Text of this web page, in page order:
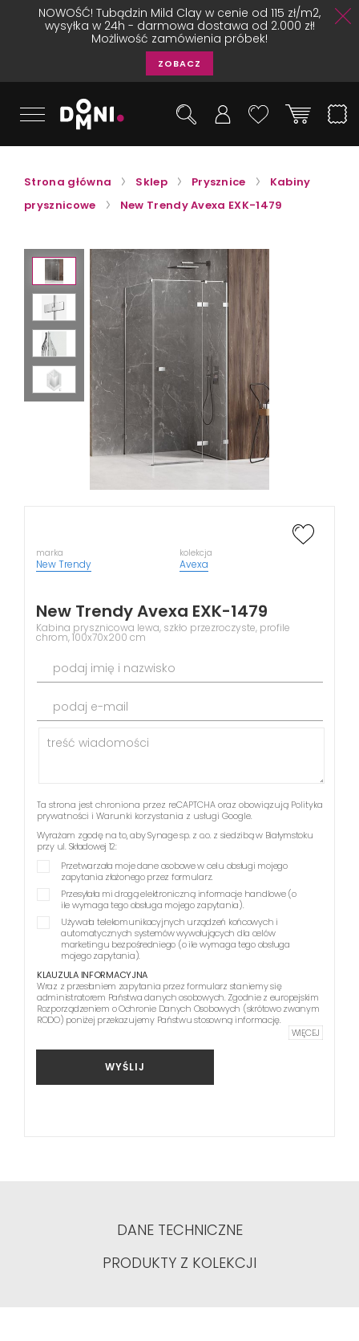
NOWOŚĆ! Tubądzin Mild Clay w cenie od 115 zł/m2,
wysyłka w 24h - darmowa dostawa od 2.000 zł!
Możliwość zamówienia próbek!
ZOBACZ
Strona główna Sklep Prysznice
Kabiny
prysznicowe
New Trendy Avexa EXK-1479
marka
New Trendy
kolekcja
Avexa
New Trendy Avexa EXK-1479
Kabina prysznicowa lewa, szkło przezroczyste, profile
chrom, 100x70x200 cm
podaj imię i nazwisko
podaj e-mail
Ta strona jest chroniona przez reCAPTCHA oraz obowiązują Polityka
prywatności i Warunki korzystania z usługi Google.
Wyrażam zgodę na to, aby Synage sp. z o.o. z siedzibą w Białymstoku
przy ul. Składowej 12:
Przetwarzała moje dane osobowe w celu obsługi mojego
zapytania złożonego przez formularz.
Przesyłała mi drogą elektroniczną informacje handlowe (o
ile wymaga tego obsługa mojego zapytania).
Używała telekomunikacyjnych urządzeń końcowych i
automatycznych systemów wywołujących dla celów
marketingu bezpośredniego (o ile wymaga tego obsługa
mojego zapytania).
KLAUZULA INFORMACYJNA
Wraz z przesłaniem zapytania przez formularz staniemy się
administratorem Państwa danych osobowych. Zgodnie z europejskim
Rozporządzeniem o Ochronie Danych Osobowych (skrótowo zwanym
RODO) poniżej przekazujemy Państwu stosowną informację.
WIĘCEJ
WYŚLIJ
DANE TECHNICZNE
PRODUKTY Z KOLEKCJI